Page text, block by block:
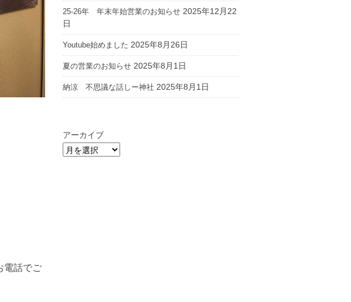
電話でご
25-26年 年末年始営業のお知らせ 2025年12月22
日
Youtube始めました 2025年8月26日
夏の営業のお知らせ 2025年8月1日
納涼 不思議な話しー神社 2025年8月1日
アーカイブ